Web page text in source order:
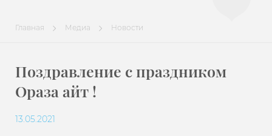
Главная Медиа Новости
Поздравление c праздником
Ораза айт !
13.05.2021